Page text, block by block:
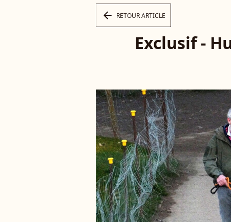
arrow_left RETOUR ARTICLE
Exclusif -